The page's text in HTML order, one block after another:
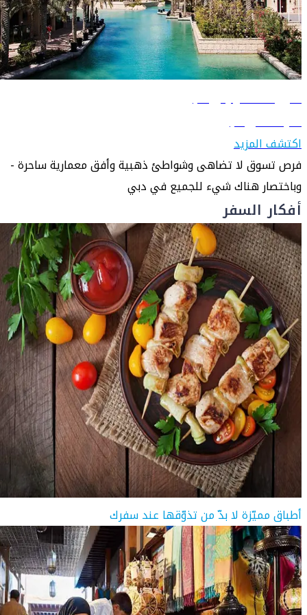
دليل السفر إلى دبي
تعرّف على دبي
اكتشف المزيد
فرص تسوق لا تضاهى وشواطئ ذهبية وأفق معمارية ساحرة -
وباختصار هناك شيء للجميع في دبي
أفكار السفر
أطباق مميّزة لا بدّ من تذوّقها عند سفرك